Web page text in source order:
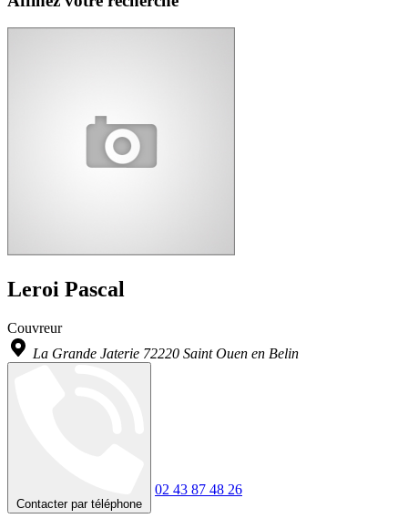
Leroi Pascal
Couvreur
La Grande Jaterie 72220 Saint Ouen en Belin
Contacter par téléphone
02 43 87 48 26